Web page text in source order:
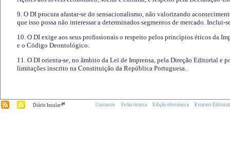
9. O DI procura afastar-se do sensacionalismo, não valorizando
que isso possa não interessar a determinados segmentos de mercado.
10. O DI exige aos seus profissionais o respeito pelos princípios éticos da
e o Código Deontológico.
11. O DI orienta-se, no âmbito da Lei de Imprensa, pela Direção Editorial e
limitações inscrito na Constituição da República Portuguesa.
Diário Insular.pt Contactos Ficha técnica Edição electrónica Estatuto Editorial